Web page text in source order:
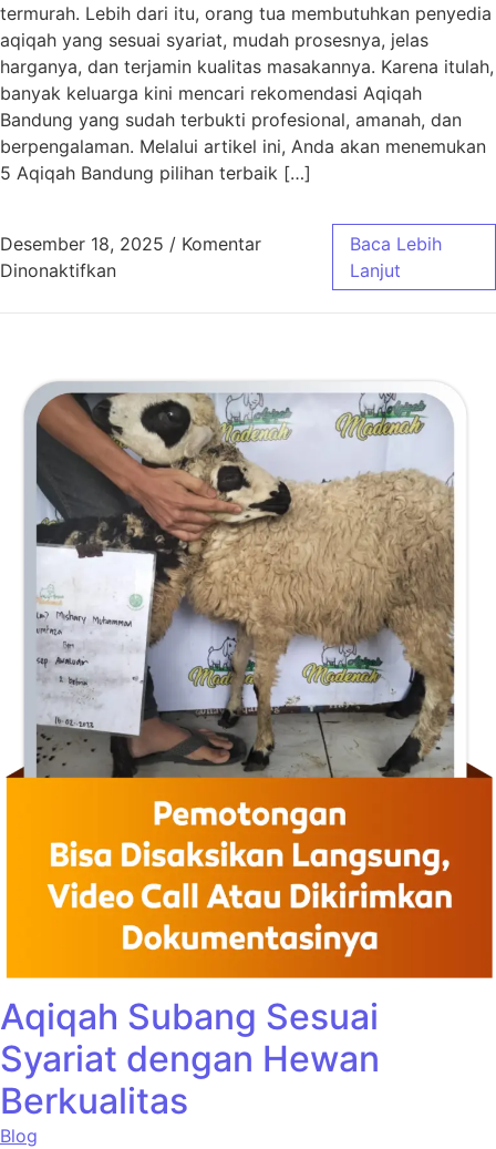
termurah. Lebih dari itu, orang tua membutuhkan penyedia
aqiqah yang sesuai syariat, mudah prosesnya, jelas
harganya, dan terjamin kualitas masakannya. Karena itulah,
banyak keluarga kini mencari rekomendasi Aqiqah
Bandung yang sudah terbukti profesional, amanah, dan
berpengalaman. Melalui artikel ini, Anda akan menemukan
5 Aqiqah Bandung pilihan terbaik […]
Desember 18, 2025 / Komentar
Dinonaktifkanpada 5 Aqiqah Bandung Pilihan Terbaik
Baca Lebih
Lanjut
Aqiqah Subang Sesuai
Syariat dengan Hewan
Berkualitas
Blog